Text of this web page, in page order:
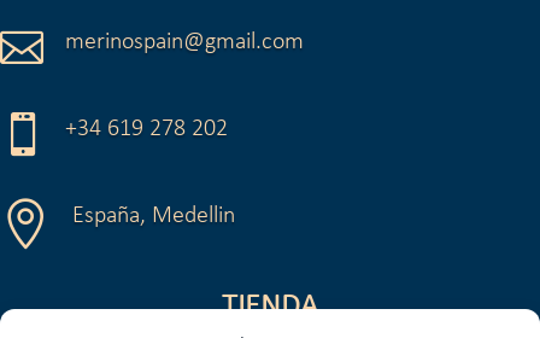
 merinospain@gmail.com
 +34 619 278 202
 España, Medellin
TIENDA